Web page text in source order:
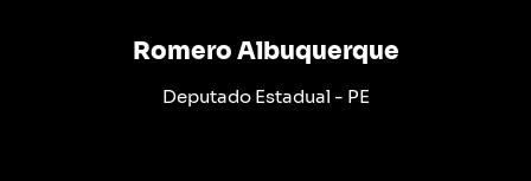
Romero Albuquerque
Deputado Estadual - PE